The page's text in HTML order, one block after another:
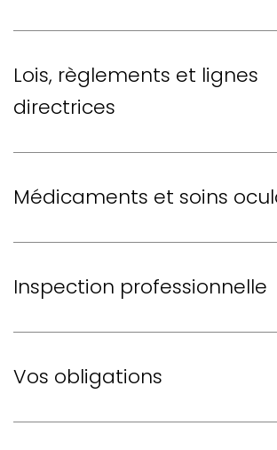
Lois, règlements et lignes
directrices
Médicaments et soins
Inspection professionnelle
Vos obligations